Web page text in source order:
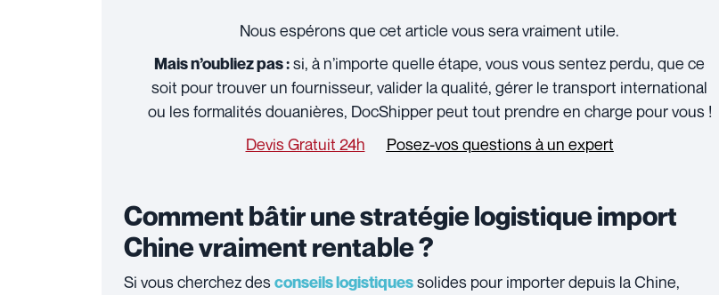
Nous espérons que cet article vous sera vraiment utile.
Mais n’oubliez pas :si, à n’importe quelle étape, vous vous sentez perdu, que ce
soit pour trouver un fournisseur, valider la qualité, gérer le transport international
ou les formalités douanières, DocShipper peut tout prendre en charge pour vous !
Devis Gratuit 24h
Posez-vos questions à un expert
Comment bâtir une stratégie logistique import
Chine vraiment rentable ?
Si vous cherchez desconseils logistiquessolides pour importer depuis la Chine,